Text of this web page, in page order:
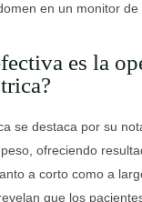
en un monitor de
es la
se destaca por su
ofreciendo
a corto como a
que los